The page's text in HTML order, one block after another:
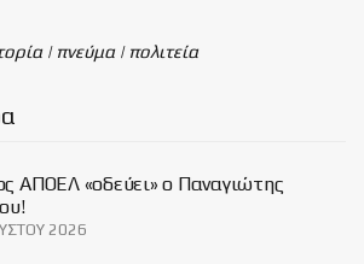
| πνεύμα | πολιτεία
ΑΠΟΕΛ «οδεύει» ο Παναγιώτης
2026